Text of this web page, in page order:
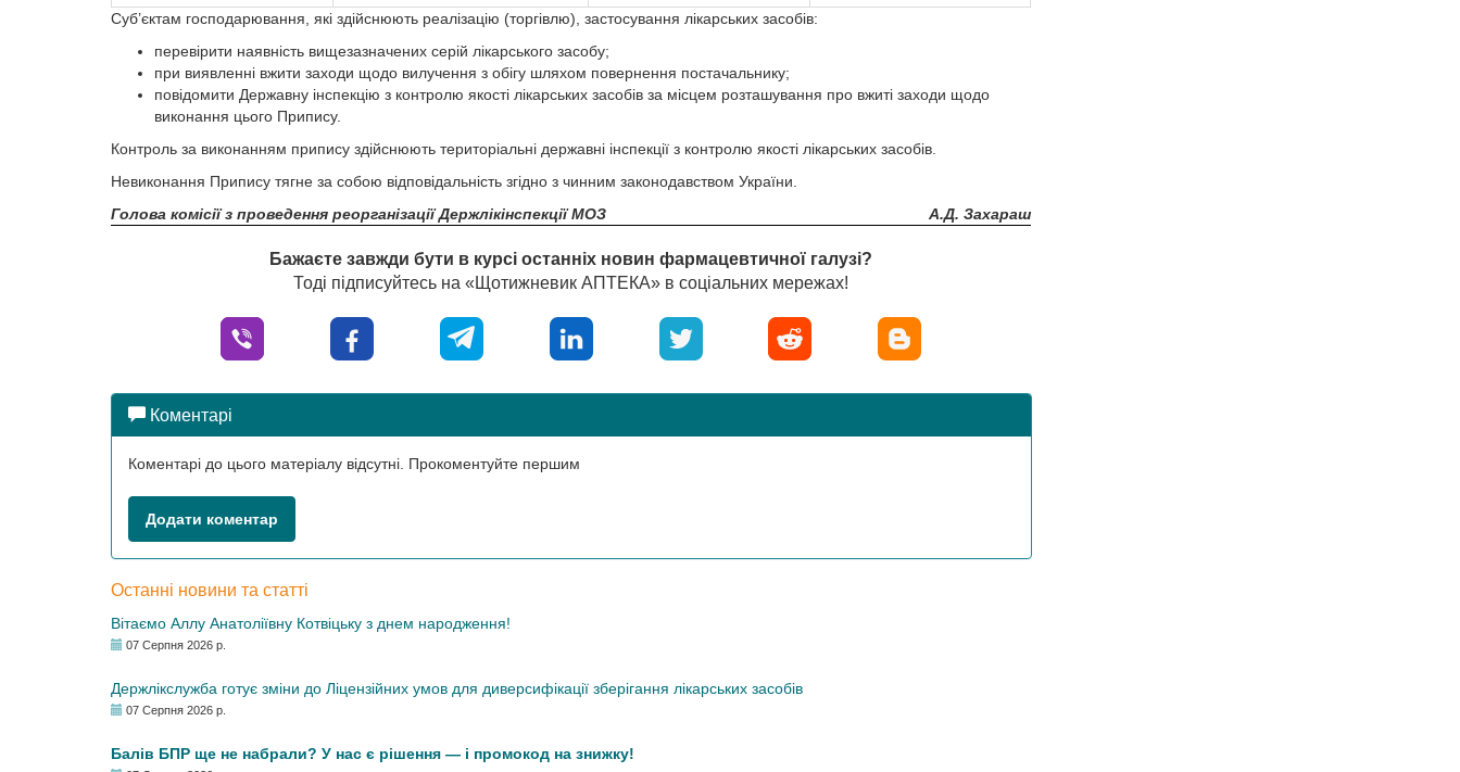
Суб’єктам господарювання, які здійснюють реалізацію (торгівлю), застосування лікарських засобів:
перевірити наявність вищезазначених серій лікарського засобу;
при виявленні вжити заходи щодо вилучення з обігу шляхом повернення постачальнику;
повідомити Державну інспекцію з контролю якості лікарських засобів за місцем розташування про вжиті заходи щодо
виконання цього Припису.
Контроль за виконанням припису здійснюють територіальні державні інспекції з контролю якості лікарських засобів.
Невиконання Припису тягне за собою відповідальність згідно з чинним законодавством України.
Голова комісії з проведення реорганізації Держлікінспекції МОЗ
А.Д. Захараш
Бажаєте завжди бути в курсі останніх новин фармацевтичної галузі?
Тоді підписуйтесь на «Щотижневик АПТЕКА» в соціальних мережах!
Коментарі
Коментарі до цього матеріалу відсутні. Прокоментуйте першим
Додати коментар
Останні новини та статті
Вітаємо Аллу Анатоліївну Котвіцьку з днем народження!
07 Серпня 2026 р.
Держлікслужба готує зміни до Ліцензійних умов для диверсифікації зберігання лікарських засобів
07 Серпня 2026 р.
Балів БПР ще не набрали? У нас є рішення — і промокод на знижку!